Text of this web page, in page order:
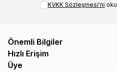
KVKK Sözleşmesi'ni
Önemli Bilgiler
Hızlı Erişim
Üye